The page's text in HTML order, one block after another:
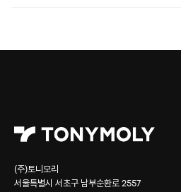
(주)토니모리
서울특별시 서초구 남부순환로 2557